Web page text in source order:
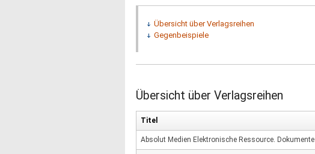
Übersicht über Verlagsreihen
Gegenbeispiele
Übersicht über Verlagsreihen
Titel
Absolut Medien Elektronische Ressource. Dokumente